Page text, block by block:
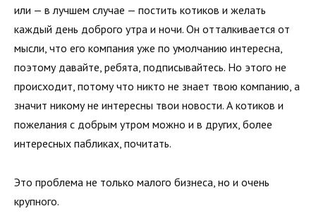
или — в лучшем случае — постить котиков и желать
каждый день доброго утра и ночи. Он отталкивается от
мысли, что его компания уже по умолчанию интересна,
поэтому давайте, ребята, подписывайтесь. Но этого не
происходит, потому что никто не знает твою компанию, а
значит никому не интересны твои новости. А котиков и
пожелания с добрым утром можно и в других, более
интересных пабликах, почитать.
Это проблема не только малого бизнеса, но и очень
крупного.